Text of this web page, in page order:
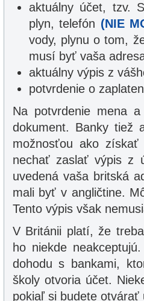
aktuálny účet, tzv.
plyn, telefón (NIE
vody, plynu o tom,
musí byť vaša
aktuálny výpis z
potvrdenie o
Na potvrdenie mena
dokument. Banky tiež
možnosťou ako
nechať zaslať výpis z
uvedená vaša britská
mali byť v angličtine.
Tento výpis však
V Británii platí, že
ho niekde
dohodu s bankami,
školy otvoria účet.
pokiaľ si budete otvárať